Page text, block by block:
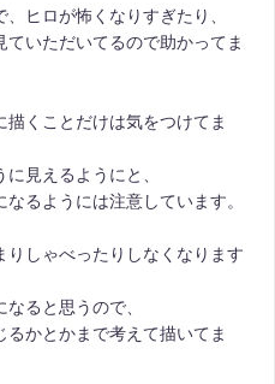
ヒロが怖くなりすぎたり、
いただいてるので助かってま
くことだけは気をつけてま
見えるようにと、
るようには注意しています。
しゃべったりしなくなります
ると思うので、
かとかまで考えて描いてま